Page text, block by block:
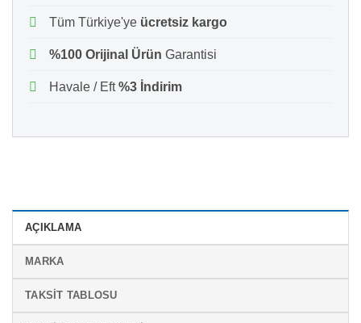
Tüm Türkiye'ye ücretsiz kargo
%100 Orijinal Ürün Garantisi
Havale / Eft%3 İndirim
AÇIKLAMA
MARKA
TAKSIT TABLOSU